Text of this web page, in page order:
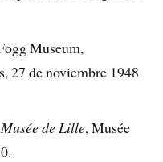
Museum,
27 de noviembre 1948
de Lille, Musée